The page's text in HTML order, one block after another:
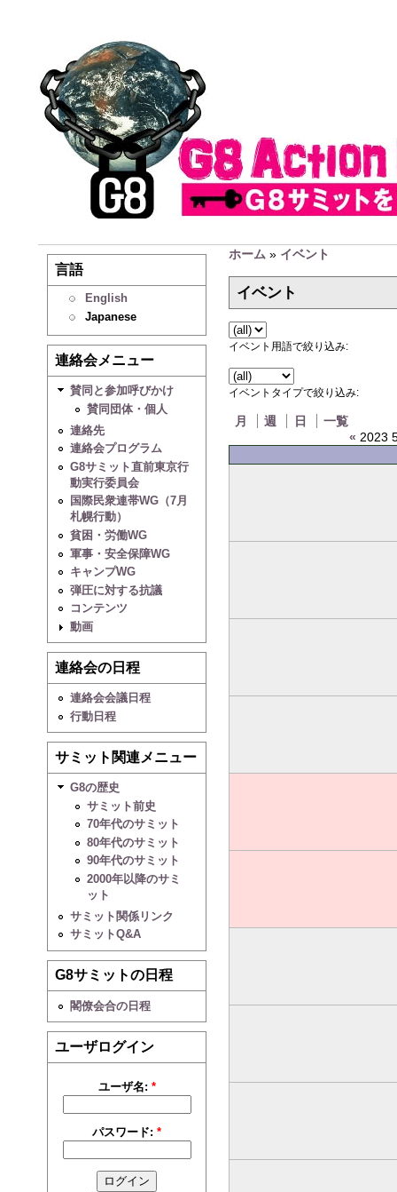
言語
English
Japanese
連絡会メニュー
賛同と参加呼びかけ
賛同団体・個人
連絡先
連絡会プログラム
G8サミット直前東京行
動実行委員会
国際民衆連帯WG（7月
札幌行動）
貧困・労働WG
軍事・安全保障WG
キャンプWG
弾圧に対する抗議
コンテンツ
動画
連絡会の日程
連絡会会議日程
行動日程
サミット関連メニュー
G8の歴史
サミット前史
70年代のサミット
80年代のサミット
90年代のサミット
2000年以降のサミ
ット
サミット関係リンク
サミットQ&A
G8サミットの日程
閣僚会合の日程
ユーザログイン
ユーザ名: *
パスワード:*
ホーム » イベント
イベント
イベント用語で絞り込み:
イベントタイプで絞り込み:
月 週 日
一覧
« 2023